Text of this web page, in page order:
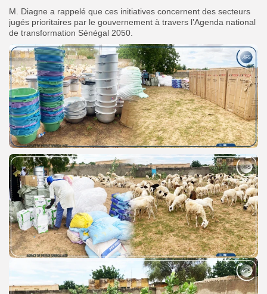
M. Diagne a rappelé que ces initiatives concernent des secteurs
jugés prioritaires par le gouvernement à travers l’Agenda national
de transformation Sénégal 2050.